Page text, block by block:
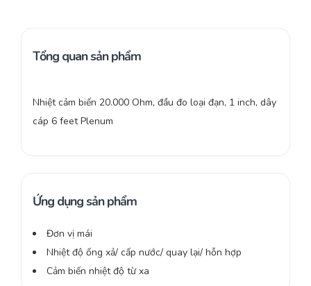
Tổng quan sản phẩm
Nhiệt cảm biến 20.000 Ohm, đầu đo loại đạn, 1 inch, dây
cáp 6 feet Plenum
Ứng dụng sản phẩm
Đơn vị mái
Nhiệt độ ống xả/ cấp nước/ quay lại/ hỗn hợp
Cảm biến nhiệt độ từ xa